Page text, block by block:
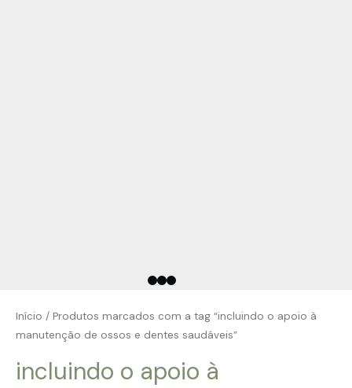
Início / Produtos marcados com a tag “incluindo o apoio à
manutenção de ossos e dentes saudáveis”
incluindo o apoio à